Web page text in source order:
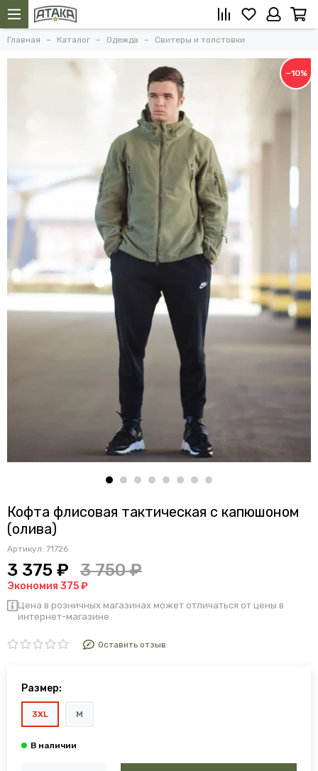
Главная Каталог Одежда Свитеры и толстовки
−10%
Кофта флисовая тактическая с капюшоном
(олива)
Артикул: 71726
3 375 ₽ 3 750 ₽
Экономия 375 ₽
Цена в розничных магазинах может отличаться от цены в
интернет-магазине
Оставить отзыв
Размер:
3XL M